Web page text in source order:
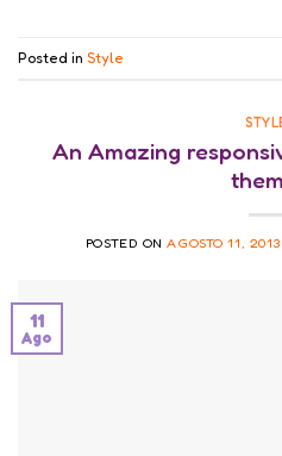
Posted in Style
An Amazing
POSTED ONAGOSTO 11, 2013
11
Ago